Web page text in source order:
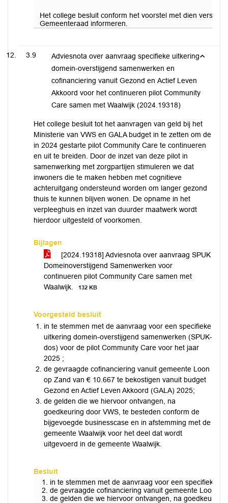
Het college besluit conform het voorstel met dien
Gemeenteraad informeren.
3.9
Adviesnota over aanvraag specifieke uitkering
domein-overstijgend samenwerken en
cofinanciering vanuit Gezond en Actief Leven
Akkoord voor het continueren pilot Community
Care samen met Waalwijk (2024.19318)
Het college besluit tot het aanvragen van geld bij het
Ministerie van VWS en GALA budget in te zetten om de
in 2024 gestarte pilot Community Care te continueren
en uit te breiden. Door de inzet van deze pilot in
samenwerking met zorgpartijen stimuleren we dat
inwoners die te maken hebben met cognitieve
achteruitgang ondersteund worden om langer gezond
thuis te kunnen blijven wonen. De opname in het
verpleeghuis en inzet van duurder maatwerk wordt
hierdoor uitgesteld of voorkomen.
Bijlagen
[2024.19318] Adviesnota over aanvraag SPUK
Domeinoverstijgend Samenwerken voor
continueren pilot Community Care samen met
Waalwijk.
132 KB
Voorgesteld besluit
in te stemmen met de aanvraag voor een specifieke
uitkering domein-overstijgend samenwerken (SPUK-
dos) voor de pilot Community Care voor het jaar
2025 ;
de gevraagde cofinanciering vanuit gemeente Loon
op Zand van € 10.667 te bekostigen vanuit budget
Gezond en Actief Leven Akkoord (GALA) 2025;
de gelden die we hiervoor ontvangen, na
goedkeuring door VWS, te besteden conform de
bijgevoegde businesscase en in afstemming met de
gemeente Waalwijk voor het deel dat wordt
uitgevoerd in de gemeente Waalwijk.
Besluit
in te stemmen met de aanvraag voor een specifieke
de gevraagde cofinanciering vanuit gemeente Loon
de gelden die we hiervoor ontvangen, na